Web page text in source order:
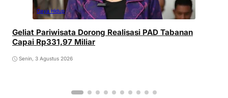
Gaya Hidup
Geliat Pariwisata Dorong Realisasi PAD Tabanan
Capai Rp331,97 Miliar
Senin, 3 Agustus 2026